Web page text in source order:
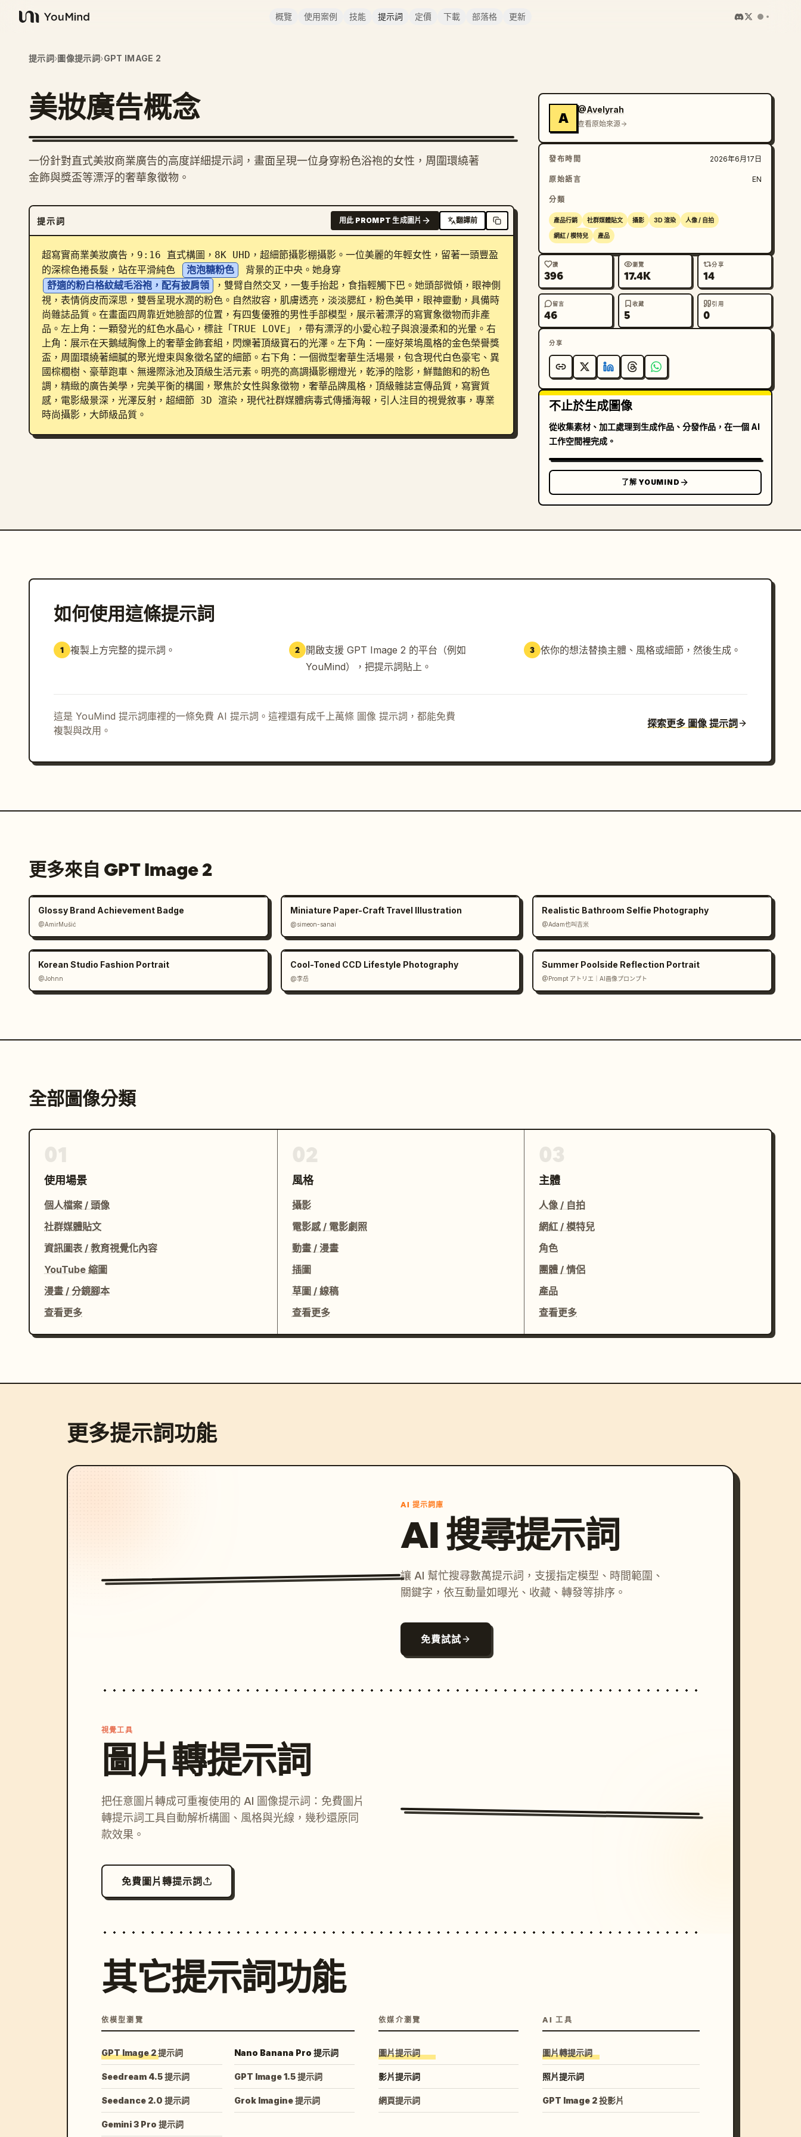
YouMind
概覽 使用案例 技能 提示詞 定價 下載 部落格 更新
提示詞›圖像提示詞›GPT IMAGE 2
美妝廣告概念
一份針對直式美妝商業廣告的高度詳細提示詞，畫面呈現一位身穿粉色浴袍的女性，周圍環繞著
金飾與獎盃等漂浮的奢華象徵物。
提示詞 用此 PROMPT 生成圖片 翻譯前
超寫實商業美妝廣告，9:16 直式構圖，8K UHD，超細節攝影棚攝影。一位美麗的年輕女性，留著一頭豐盈
的深棕色捲長髮，站在平滑純色
泡泡糖粉色
背景的正中央。她身穿
舒適的粉白格紋絨毛浴袍，配有披肩領
，雙臂自然交叉，一隻手抬起，食指輕觸下巴。她頭部微傾，眼神側
視，表情俏皮而深思，雙唇呈現水潤的粉色。自然妝容，肌膚透亮，淡淡腮紅，粉色美甲，眼神靈動，具備時
尚雜誌品質。在畫面四周靠近她臉部的位置，有四隻優雅的男性手部模型，展示著漂浮的寫實象徵物而非產
品。左上角：一顆發光的紅色水晶心，標註「TRUE LOVE」，帶有漂浮的小愛心粒子與浪漫柔和的光暈。右
上角：展示在天鵝絨胸像上的奢華金飾套組，閃爍著頂級寶石的光澤。左下角：一座好萊塢風格的金色榮譽獎
盃，周圍環繞著細膩的聚光燈束與象徵名望的細節。右下角：一個微型奢華生活場景，包含現代白色豪宅、異
國棕櫚樹、豪華跑車、無邊際泳池及頂級生活元素。明亮的高調攝影棚燈光，乾淨的陰影，鮮豔飽和的粉色
調，精緻的廣告美學，完美平衡的構圖，聚焦於女性與象徵物，奢華品牌風格，頂級雜誌宣傳品質，寫實質
感，電影級景深，光澤反射，超細節 3D 渲染，現代社群媒體病毒式傳播海報，引人注目的視覺敘事，專業
時尚攝影，大師級品質。
A
@Avelyrah
查看原始來源
發布時間 2026年6月17日
原始語言 EN
分類
產品行銷 社群媒體貼文 攝影 3D 渲染 人像 / 自拍
網紅 / 模特兒 產品
讚
396
瀏覽
17.4K
分享
14
留言
46
收藏
5
引用
0
分享
不止於生成圖像
從收集素材、加工處理到生成作品、分發作品，在一個 AI
工作空間裡完成。
了解 YOUMIND
如何使用這條提示詞
1 複製上方完整的提示詞。 2 開啟支援 GPT Image 2 的平台（例如
YouMind），把提示詞貼上。
3 依你的想法替換主體、風格或細節，然後生成。
這是 YouMind 提示詞庫裡的一條免費 AI 提示詞。這裡還有成千上萬條 圖像 提示詞，都能免費
複製與改用。
探索更多 圖像 提示詞
更多來自 GPT Image 2
Glossy Brand Achievement Badge
@AmirMušić
Miniature Paper-Craft Travel Illustration
@simeon-sanai
Realistic Bathroom Selfie Photography
@Adam也叫吉米
Korean Studio Fashion Portrait
@Johnn
Cool-Toned CCD Lifestyle Photography
@李岳
Summer Poolside Reflection Portrait
@Prompt アトリエ｜AI画像プロンプト
全部圖像分類
使用場景
個人檔案 / 頭像
社群媒體貼文
資訊圖表 / 教育視覺化內容
YouTube 縮圖
漫畫 / 分鏡腳本
查看更多
風格
攝影
電影感 / 電影劇照
動畫 / 漫畫
插圖
草圖 / 線稿
查看更多
主體
人像 / 自拍
網紅 / 模特兒
角色
團體 / 情侶
產品
查看更多
更多提示詞功能
AI 提示詞庫
AI 搜尋提示詞
讓 AI 幫忙搜尋數萬提示詞，支援指定模型、時間範圍、
關鍵字，依互動量如曝光、收藏、轉發等排序。
免費試試
視覺工具
圖片轉提示詞
把任意圖片轉成可重複使用的 AI 圖像提示詞：免費圖片
轉提示詞工具自動解析構圖、風格與光線，幾秒還原同
款效果。
免費圖片轉提示詞
其它提示詞功能
依模型瀏覽
GPT Image 2 提示詞 Nano Banana Pro 提示詞
Seedream 4.5 提示詞 GPT Image 1.5 提示詞
Seedance 2.0 提示詞 Grok Imagine 提示詞
Gemini 3 Pro 提示詞
依媒介瀏覽
圖片提示詞
影片提示詞
網頁提示詞
AI 工具
圖片轉提示詞
照片提示詞
GPT Image 2 投影片